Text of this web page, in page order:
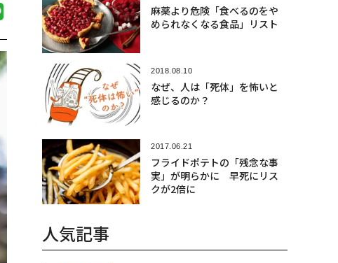
麻薬より危険「食べるのをや
められなくなる食品」リスト
2018.08.10
なぜ、人は「死体」を怖いと
感じるのか？
2017.06.21
フライドポテトの「残念な事
実」が明らかに 早死にリス
クが2倍に
人気記事